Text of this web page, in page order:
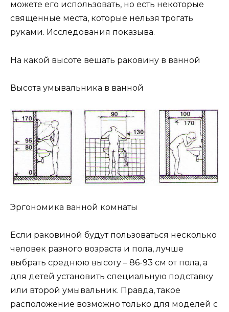
можете его использовать, но есть некоторые
священные места, которые нельзя трогать
руками. Исследования показыва.
На какой высоте вешать раковину в ванной
Высота умывальника в ванной
Эргономика ванной комнаты
Если раковиной будут пользоваться несколько
человек разного возраста и пола, лучше
выбрать среднюю высоту – 86-93 см от пола, а
для детей установить специальную подставку
или второй умывальник. Правда, такое
расположение возможно только для моделей с